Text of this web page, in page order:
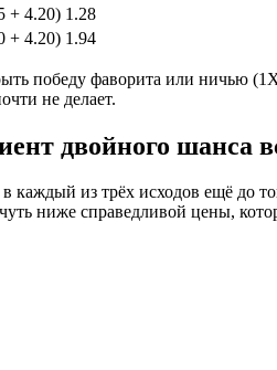
+ 4.20) 1.28
+ 4.20) 1.94
победу фаворита или ничью
не делает.
двойного шанса
каждый из трёх исходов ещё до
ниже справедливой цены,